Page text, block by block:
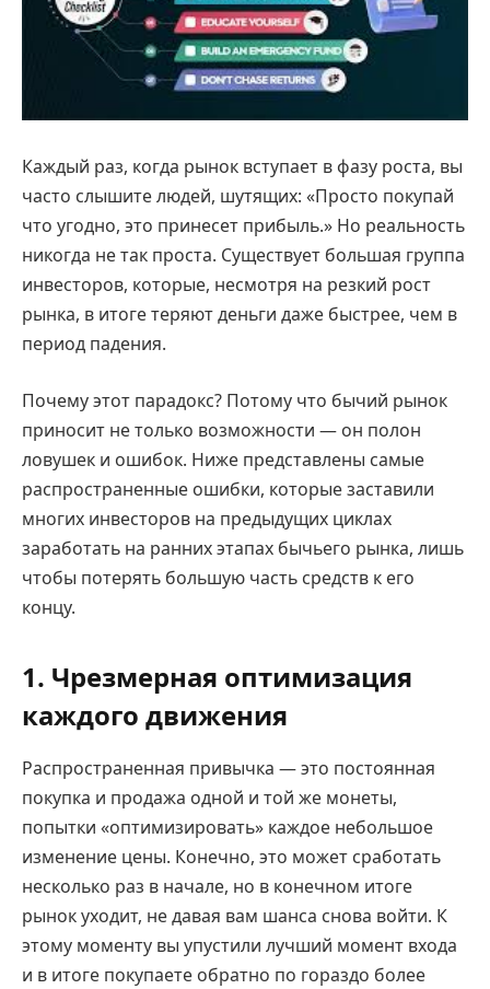
Каждый раз, когда рынок вступает в фазу роста, вы
часто слышите людей, шутящих: «Просто покупай
что угодно, это принесет прибыль.» Но реальность
никогда не так проста. Существует большая группа
инвесторов, которые, несмотря на резкий рост
рынка, в итоге теряют деньги даже быстрее, чем в
период падения.
Почему этот парадокс? Потому что бычий рынок
приносит не только возможности — он полон
ловушек и ошибок. Ниже представлены самые
распространенные ошибки, которые заставили
многих инвесторов на предыдущих циклах
заработать на ранних этапах бычьего рынка, лишь
чтобы потерять большую часть средств к его
концу.
1. Чрезмерная оптимизация
каждого движения
Распространенная привычка — это постоянная
покупка и продажа одной и той же монеты,
попытки «оптимизировать» каждое небольшое
изменение цены. Конечно, это может сработать
несколько раз в начале, но в конечном итоге
рынок уходит, не давая вам шанса снова войти. К
этому моменту вы упустили лучший момент входа
и в итоге покупаете обратно по гораздо более